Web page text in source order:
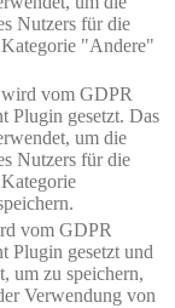
Nutzers für die
"Andere"
vom GDPR
Plugin gesetzt. Das
um die
Nutzers für die
vom GDPR
Plugin gesetzt und
um zu speichern,
Verwendung von